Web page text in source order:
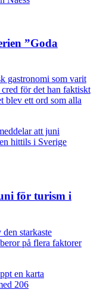
”Goda
gastronomi som varit
för det han faktiskt
blev ett ord som alla
för turism i
starkaste
på flera faktorer